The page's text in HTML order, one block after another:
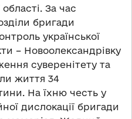
За час
бригади
української
– Новоолександрівку
суверенітету та
життя 34
На їхню честь у
дислокації бригади